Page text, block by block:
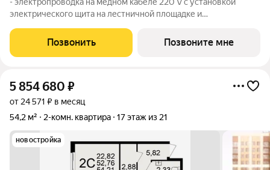
электрического щита на лестничной площадке и
стен, кроме стен лоджий, откосов дверных и оконных
проемов, ниш прохождения стояков
Позвонить Позвоните мне
5 854 680 ₽
от 24 571 ₽ в месяц
54,2 м²
2-комн. квартира 17 этаж из 21
новостройка